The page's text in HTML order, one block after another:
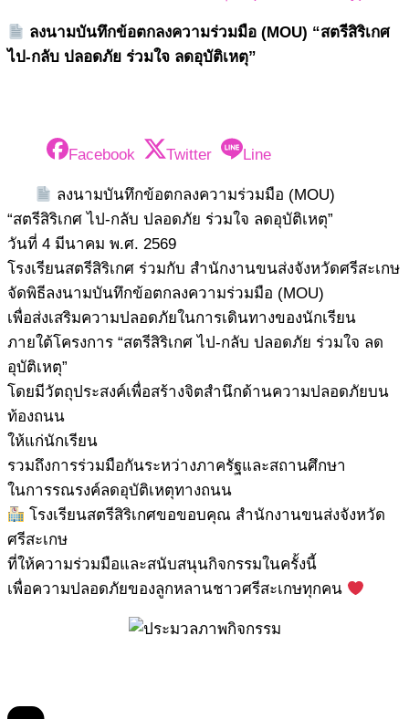
ลงนามบันทึกข้อตกลงความร่วมมือ (MOU) “สตรีสิริเกศ
ไป-กลับ ปลอดภัย ร่วมใจ ลดอุบัติเหตุ”
Facebook Twitter Line
ลงนามบันทึกข้อตกลงความร่วมมือ (MOU)
“สตรีสิริเกศ ไป-กลับ ปลอดภัย ร่วมใจ ลดอุบัติเหตุ”
วันที่ 4 มีนาคม พ.ศ. 2569
โรงเรียนสตรีสิริเกศ ร่วมกับ สำนักงานขนส่งจังหวัดศรีสะเกษ
จัดพิธีลงนามบันทึกข้อตกลงความร่วมมือ (MOU)
เพื่อส่งเสริมความปลอดภัยในการเดินทางของนักเรียน
ภายใต้โครงการ “สตรีสิริเกศ ไป-กลับ ปลอดภัย ร่วมใจ ลด
อุบัติเหตุ”
โดยมีวัตถุประสงค์เพื่อสร้างจิตสำนึกด้านความปลอดภัยบน
ท้องถนน
ให้แก่นักเรียน
รวมถึงการร่วมมือกันระหว่างภาครัฐและสถานศึกษา
ในการรณรงค์ลดอุบัติเหตุทางถนน
โรงเรียนสตรีสิริเกศขอขอบคุณ สำนักงานขนส่งจังหวัด
ศรีสะเกษ
ที่ให้ความร่วมมือและสนับสนุนกิจกรรมในครั้งนี้
เพื่อความปลอดภัยของลูกหลานชาวศรีสะเกษทุกคน